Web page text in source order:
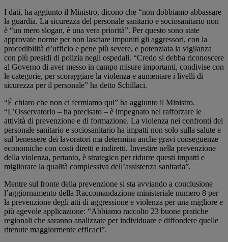
I dati, ha aggiunto il Ministro, dicono che “non dobbiamo abbassare
la guardia. La sicurezza del personale sanitario e sociosanitario non
è “un mero slogan, è una vera priorità”. Per questo sono state
approvate norme per non lasciare impuniti gli aggressori, con la
procedibilità d’ufficio e pene più severe, e potenziata la vigilanza
con più presidi di polizia negli ospedali. “Credo si debba riconoscere
al Governo di aver messo in campo misure importanti, condivise con
le categorie, per scoraggiare la violenza e aumentare i livelli di
sicurezza per il personale” ha detto Schillaci.
“È chiaro che non ci fermiamo qui” ha aggiunto il Ministro.
“L’Osservatorio – ha precisato – è impegnato nel rafforzare le
attività di prevenzione e di formazione. La violenza nei confronti del
personale sanitario e sociosanitario ha impatti non solo sulla salute e
sul benessere dei lavoratori ma determina anche gravi conseguenze
economiche con costi diretti e indiretti. Investire nella prevenzione
della violenza, pertanto, è strategico per ridurre questi impatti e
migliorare la qualità complessiva dell’assistenza sanitaria”.
Mentre sul fronte della prevenzione si sta avviando a conclusione
l’aggiornamento della Raccomandazione ministeriale numero 8 per
la prevenzione degli atti di aggressione e violenza per una migliore e
più agevole applicazione: “Abbiamo raccolto 23 buone pratiche
regionali che saranno analizzate per individuare e diffondere quelle
ritenute maggiormente efficaci”.